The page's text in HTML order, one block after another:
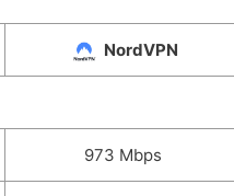
NordVPN
973 Mbps